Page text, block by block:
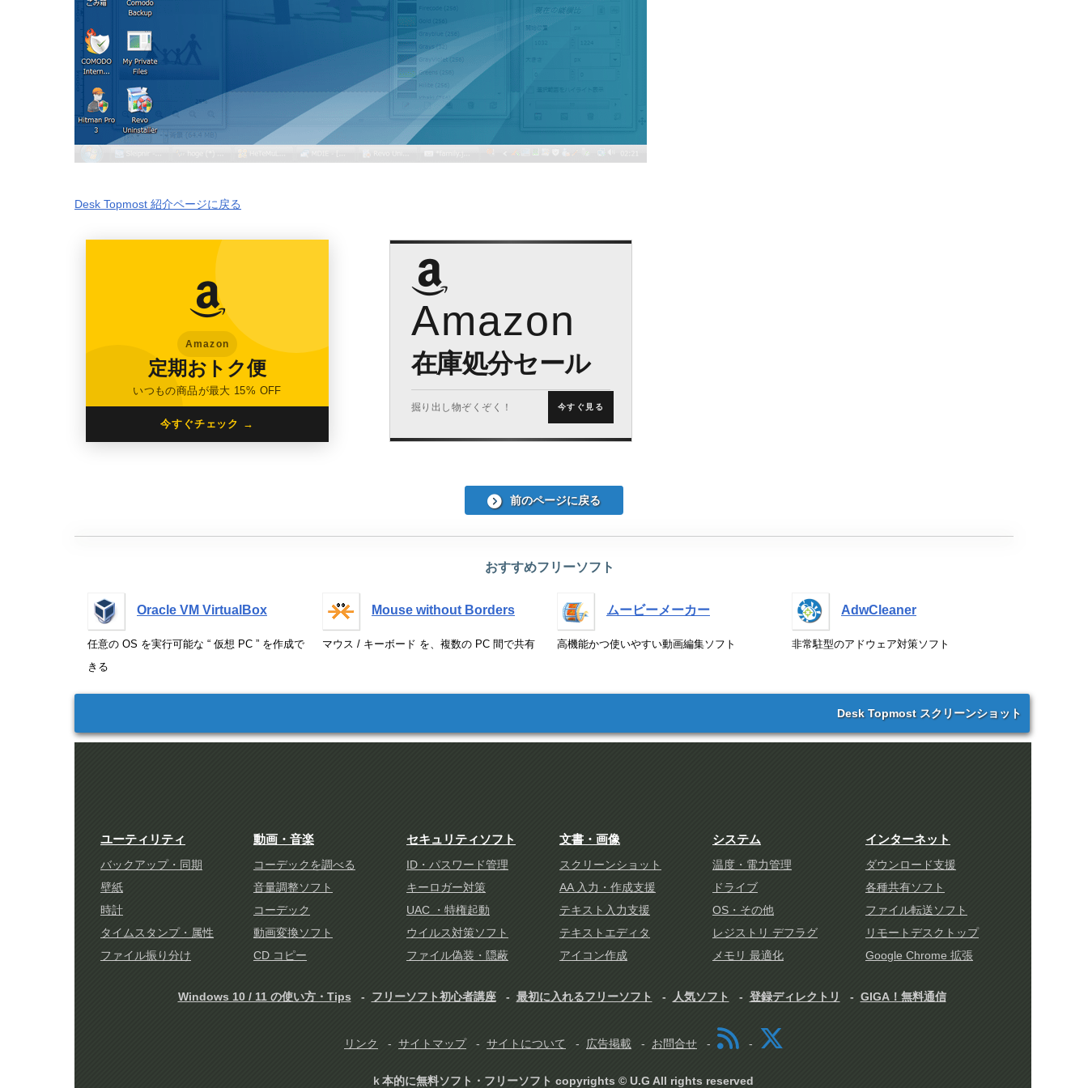
Desk Topmost 紹介ページに戻る
Amazon
定期おトク便
いつもの商品が最大 15% OFF
今すぐチェック →
Amazon
在庫処分セール
掘り出し物ぞくぞく！ 今すぐ見る
前のページに戻る
おすすめフリーソフト
Oracle VM VirtualBox
任意の OS を実行可能な “ 仮想 PC ” を作成で
きる
Mouse without Borders
マウス / キーボード を、複数の PC 間で共有
ムービーメーカー
高機能かつ使いやすい動画編集ソフト
AdwCleaner
非常駐型のアドウェア対策ソフト
Desk Topmost スクリーンショット
ユーティリティ
バックアップ・同期
壁紙
時計
タイムスタンプ・属性
ファイル振り分け
動画・音楽
コーデックを調べる
音量調整ソフト
コーデック
動画変換ソフト
CD コピー
セキュリティソフト
ID・パスワード管理
キーロガー対策
UAC ・特権起動
ウイルス対策ソフト
ファイル偽装・隠蔽
文書・画像
スクリーンショット
AA 入力・作成支援
テキスト入力支援
テキストエディタ
アイコン作成
システム
温度・電力管理
ドライブ
OS・その他
レジストリ デフラグ
メモリ 最適化
インターネット
ダウンロード支援
各種共有ソフト
ファイル転送ソフト
リモートデスクトップ
Google Chrome 拡張
Windows 10 / 11 の使い方・Tips フリーソフト初心者講座 最初に入れるフリーソフト 人気ソフト 登録ディレクトリ GIGA！無料通信
リンク サイトマップ サイトについて 広告掲載 お問合せ
ｋ本的に無料ソフト・フリーソフト copyrights © U.G All rights reserved